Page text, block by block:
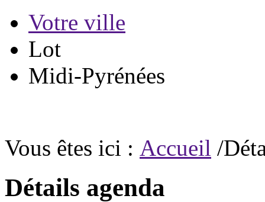
Votre ville
Lot
Midi-Pyrénées
Vous êtes ici : Accueil /
Détails agenda